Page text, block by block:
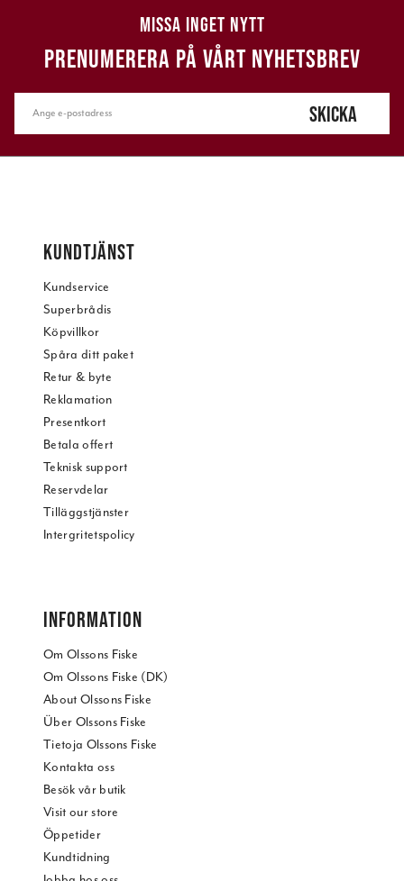
MISSA INGET NYTT
PRENUMERERA PÅ VÅRT NYHETSBREV
SKICKA
KUNDTJÄNST
Kundservice
Superbrådis
Köpvillkor
Spåra ditt paket
Retur & byte
Reklamation
Presentkort
Betala offert
Teknisk support
Reservdelar
Tilläggstjänster
Intergritetspolicy
INFORMATION
Om Olssons Fiske
Om Olssons Fiske (DK)
About Olssons Fiske
Über Olssons Fiske
Tietoja Olssons Fiske
Kontakta oss
Besök vår butik
Visit our store
Öppetider
Kundtidning